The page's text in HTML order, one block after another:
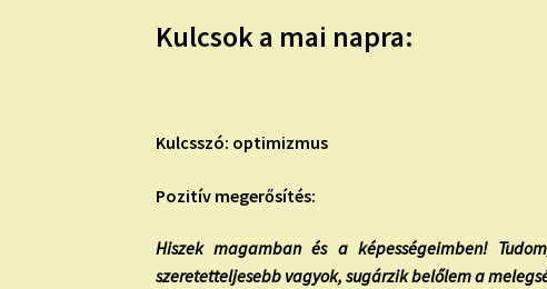
Kulcsok a mai napra:
Kulcsszó: optimizmus
Pozitív megerősítés:
Hiszek magamban és a képességeimben!
szeretetteljesebb vagyok, sugárzik belőlem a